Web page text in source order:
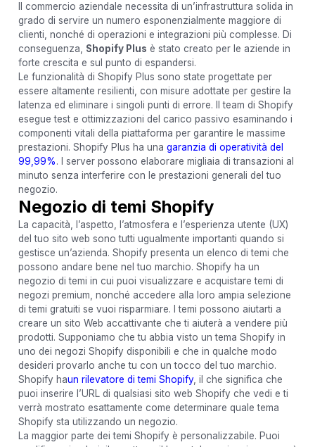
Il commercio aziendale necessita di un’infrastruttura solida in
grado di servire un numero esponenzialmente maggiore di
clienti, nonché di operazioni e integrazioni più complesse. Di
conseguenza, Shopify Plus è stato creato per le aziende in
forte crescita e sul punto di espandersi.
Le funzionalità di Shopify Plus sono state progettate per
essere altamente resilienti, con misure adottate per gestire la
latenza ed eliminare i singoli punti di errore. Il team di Shopify
esegue test e ottimizzazioni del carico passivo esaminando i
componenti vitali della piattaforma per garantire le massime
prestazioni. Shopify Plus ha una garanzia di operatività del
99,99%. I server possono elaborare migliaia di transazioni al
minuto senza interferire con le prestazioni generali del tuo
negozio.
Negozio di temi Shopify
La capacità, l’aspetto, l’atmosfera e l’esperienza utente (UX)
del tuo sito web sono tutti ugualmente importanti quando si
gestisce un’azienda. Shopify presenta un elenco di temi che
possono andare bene nel tuo marchio. Shopify ha un
negozio di temi in cui puoi visualizzare e acquistare temi di
negozi premium, nonché accedere alla loro ampia selezione
di temi gratuiti se vuoi risparmiare. I temi possono aiutarti a
creare un sito Web accattivante che ti aiuterà a vendere più
prodotti. Supponiamo che tu abbia visto un tema Shopify in
uno dei negozi Shopify disponibili e che in qualche modo
desideri provarlo anche tu con un tocco del tuo marchio.
Shopify haun rilevatore di temi Shopify, il che significa che
puoi inserire l’URL di qualsiasi sito web Shopify che vedi e ti
verrà mostrato esattamente come determinare quale tema
Shopify sta utilizzando un negozio.
La maggior parte dei temi Shopify è personalizzabile. Puoi